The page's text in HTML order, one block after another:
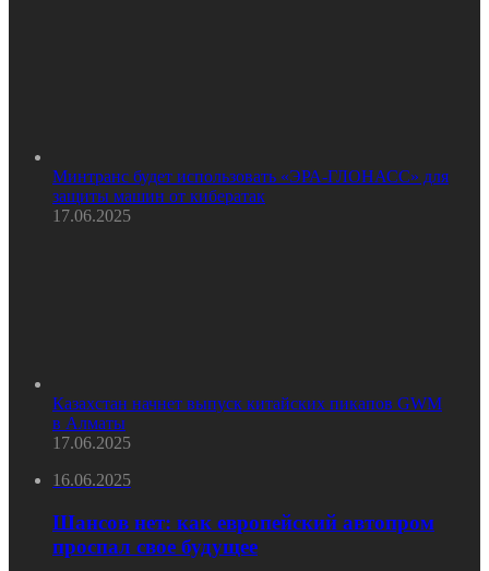
Минтранс будет использовать «ЭРА-ГЛОНАСС» для
защиты машин от кибератак
17.06.2025
Казахстан начнет выпуск китайских пикапов GWM
в Алматы
17.06.2025
16.06.2025
Шансов нет: как европейский автопром
проспал свое будущее